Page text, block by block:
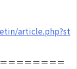
article.php?st
＝＝＝＝＝＝＝